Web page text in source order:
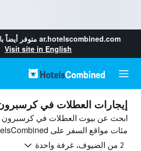
ar.hotelscombined.com متوفر أيضاً
Visit site in English
إيجارات العطلات في
ابحث عن بيوت العطلات في كرسبرون
مئات مواقع السفر على HotelsCombined وقارن بينها ووفّر.
2 من الضيوف، غرفة واحدة